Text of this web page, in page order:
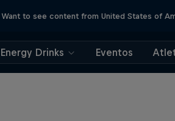
Want to see content from United States of
Energy Drinks Eventos